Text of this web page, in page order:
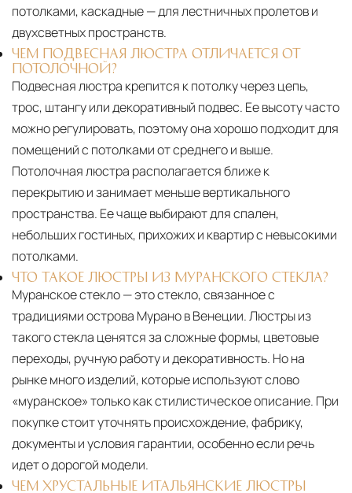
потолками, каскадные — для лестничных пролетов и
двухсветных пространств.
ЧЕМ ПОДВЕСНАЯ ЛЮСТРА ОТЛИЧАЕТСЯ ОТ
ПОТОЛОЧНОЙ?
Подвесная люстра крепится к потолку через цепь,
трос, штангу или декоративный подвес. Ее высоту часто
можно регулировать, поэтому она хорошо подходит для
помещений с потолками от среднего и выше.
Потолочная люстра располагается ближе к
перекрытию и занимает меньше вертикального
пространства. Ее чаще выбирают для спален,
небольших гостиных, прихожих и квартир с невысокими
потолками.
ЧТО ТАКОЕ ЛЮСТРЫ ИЗ МУРАНСКОГО СТЕКЛА?
Муранское стекло — это стекло, связанное с
традициями острова Мурано в Венеции. Люстры из
такого стекла ценятся за сложные формы, цветовые
переходы, ручную работу и декоративность. Но на
рынке много изделий, которые используют слово
«муранское» только как стилистическое описание. При
покупке стоит уточнять происхождение, фабрику,
документы и условия гарантии, особенно если речь
идет о дорогой модели.
ЧЕМ ХРУСТАЛЬНЫЕ ИТАЛЬЯНСКИЕ ЛЮСТРЫ